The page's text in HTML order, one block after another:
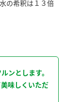
の希釈は１３倍
ンとします。
味しくいただ